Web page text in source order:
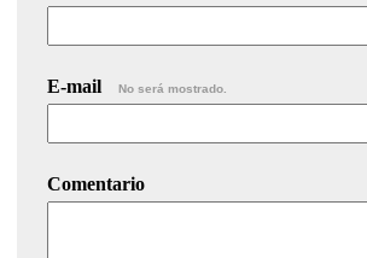
E-mail No será mostrado.
Comentario